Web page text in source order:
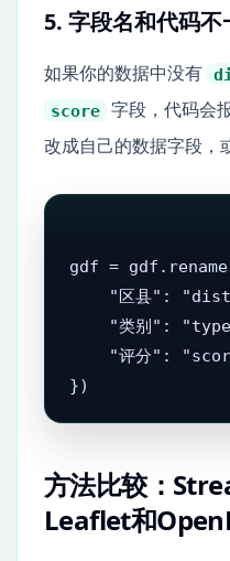
5. 字段名和代码不
如果你的数据中没有
score 字段，代码会
改成自己的数据字段，
gdf =
"区县":
"类别":
"评分":
})
方法比较：
Leaflet和